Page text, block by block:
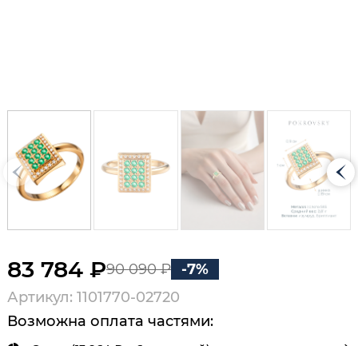
83 784 ₽90 090 ₽
-7%
Артикул: 1101770-02720
Возможна оплата частями: